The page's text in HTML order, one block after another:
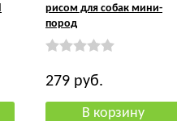
рисом для собак мини-
пород
279 руб.